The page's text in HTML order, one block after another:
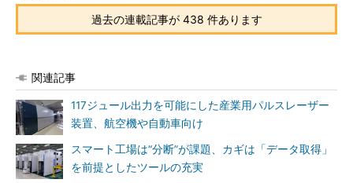
過去の連載記事が 438 件あります
関連記事
117ジュール出力を可能にした産業用パルスレーザー
装置、航空機や自動車向け
スマート工場は“分断”が課題、カギは「データ取得」
を前提としたツールの充実